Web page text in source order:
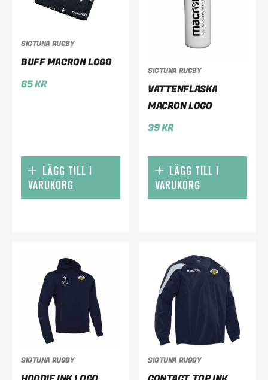
SIGTUNA RUGBY
BUFF MACRON LOGO
65KR
LÄGG TILL I
VARUKORG
SIGTUNA RUGBY
VATTENFLASKA
MACRON LOGO
39KR
LÄGG TILL I
VARUKORG
SIGTUNA RUGBY SIGTUNA RUGBY